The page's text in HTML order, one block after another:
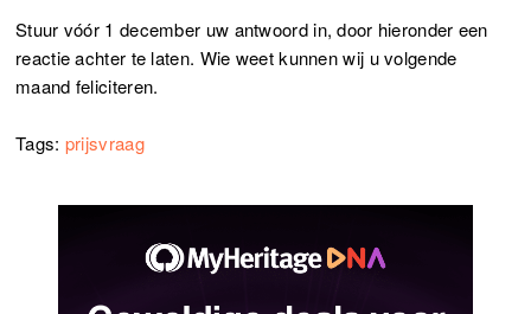
Stuur vóór 1 december uw antwoord in, door hieronder een
reactie achter te laten. Wie weet kunnen wij u volgende
maand feliciteren.
Tags: prijsvraag